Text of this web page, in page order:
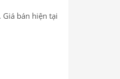
. Giá bán hiện tại